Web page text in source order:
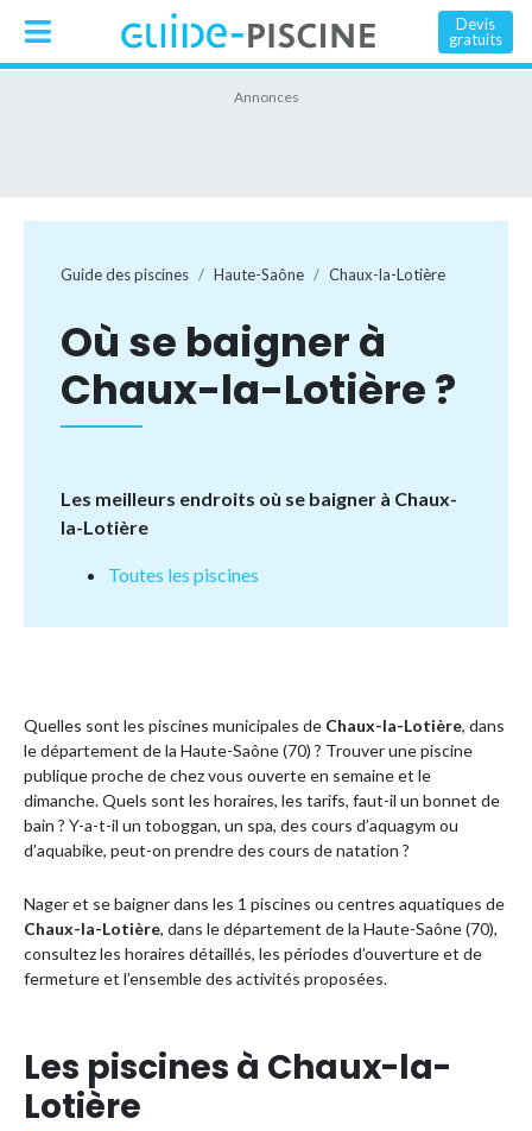
Devis
gratuits
Guide des piscines Haute-Saône Chaux-la-Lotière
Où se baigner à
Chaux-la-Lotière ?
Les meilleurs endroits où se baigner à Chaux-
la-Lotière
Toutes les piscines
Quelles sont les piscines municipales de Chaux-la-Lotière, dans
le département de la Haute-Saône (70) ? Trouver une piscine
publique proche de chez vous ouverte en semaine et le
dimanche. Quels sont les horaires, les tarifs, faut-il un bonnet de
bain ? Y-a-t-il un toboggan, un spa, des cours d’aquagym ou
d’aquabike, peut-on prendre des cours de natation ?
Nager et se baigner dans les 1 piscines ou centres aquatiques de
Chaux-la-Lotière, dans le département de la Haute-Saône (70),
consultez les horaires détaillés, les périodes d’ouverture et de
fermeture et l’ensemble des activités proposées.
Les piscines à Chaux-la-
Lotière